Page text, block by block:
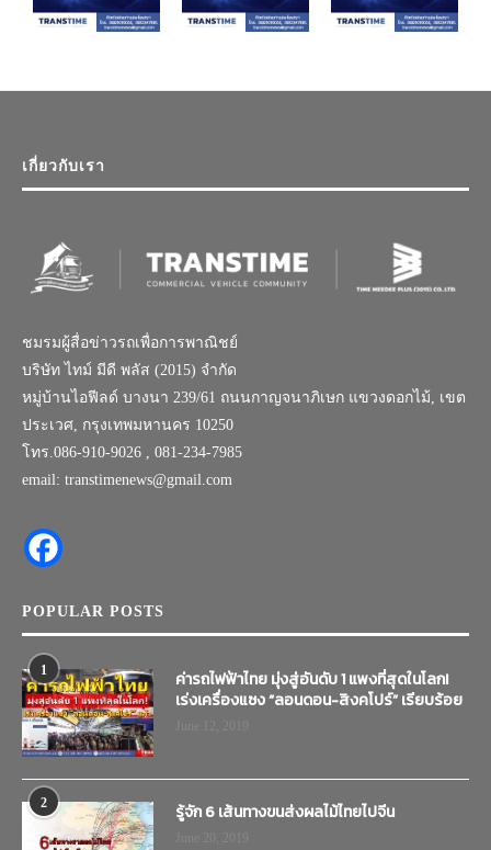
เกี่ยวกับเรา
ชมรมผู้สื่อข่าวรถเพื่อการพาณิชย์
บริษัท ไทม์ มีดี พลัส (2015) จำกัด
หมู่บ้านไอฟีลด์ บางนา 239/61 ถนนกาญจนาภิเษก แขวงดอกไม้, เขต
ประเวศ, กรุงเทพมหานคร 10250
โทร.086-910-9026 , 081-234-7985
email: transtimenews@gmail.com
POPULAR POSTS
1
ค่ารถไฟฟ้าไทย มุ่งสู่อันดับ 1 แพงที่สุดในโลก!
เร่งเครื่องแซง “ลอนดอน-สิงคโปร์” เรียบร้อย
2 รู้จัก 6 เส้นทางขนส่งผลไม้ไทยไปจีน